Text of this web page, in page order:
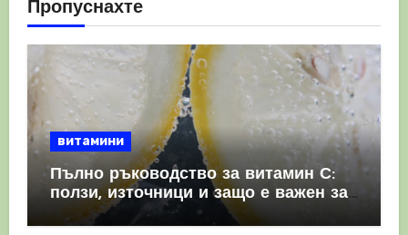
Пропуснахте
витамини
Пълно ръководство за витамин С:
ползи, източници и защо е важен за
имунната система